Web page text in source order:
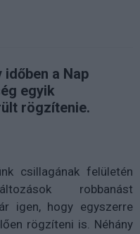
a Nap
egyik
rögzítenie.
csillagának felületén
robbanást
igen, hogy egyszerre
rögzíteni is. Néhány